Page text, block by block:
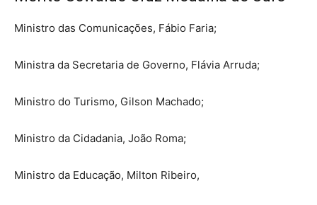
Ministro das Comunicações, Fábio Faria;
Ministra da Secretaria de Governo, Flávia Arruda;
Ministro do Turismo, Gilson Machado;
Ministro da Cidadania, João Roma;
Ministro da Educação, Milton Ribeiro,